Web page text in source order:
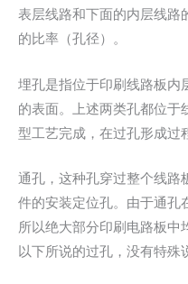
表层线路和下面的内层线路
的比率（孔径）。
埋孔是指位于印刷线路板内
的表面。上述两类孔都位于
型工艺完成，在过孔形成过
通孔，这种孔穿过整个线路
件的安装定位孔。由于通孔
所以绝大部分印刷电路板中
以下所说的过孔，没有特殊